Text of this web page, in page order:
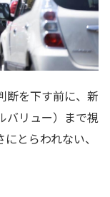
断を下す前に、新
バリュー）まで視
とらわれない、